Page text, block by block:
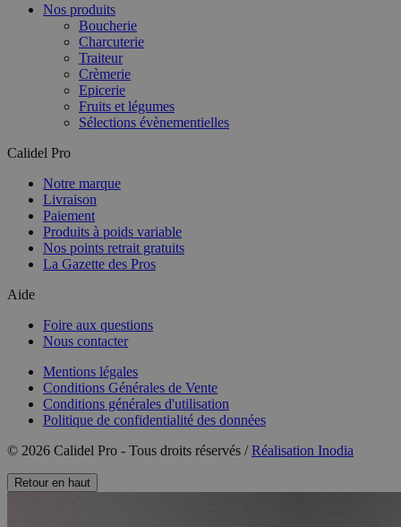
Nos produits
Boucherie
Charcuterie
Traiteur
Crèmerie
Epicerie
Fruits et légumes
Sélections évènementielles
Calidel Pro
Notre marque
Livraison
Paiement
Produits à poids variable
Nos points retrait gratuits
La Gazette des Pros
Aide
Foire aux questions
Nous contacter
Mentions légales
Conditions Générales de Vente
Conditions générales d'utilisation
Politique de confidentialité des données
© 2026 Calidel Pro - Tous droits réservés /Réalisation Inodia
Retour en haut